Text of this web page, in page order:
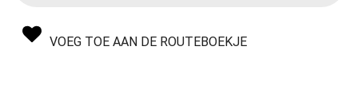
VOEG TOE AAN DE ROUTEBOEKJE